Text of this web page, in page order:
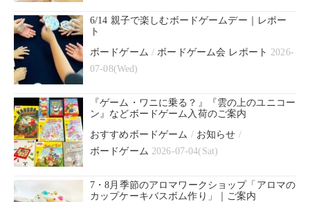
6/14 親子で楽しむボードゲームデー｜レポー
ト
ボードゲーム / ボードゲーム会 レポート 2026-
07-08(Wed)
『ゲーム・ワニに乗る？』『雲の上のユニコー
ン』などボードゲーム入荷のご案内
おすすめボードゲーム / お知らせ /
ボードゲーム 2026-07-04(Sat)
7・8月季節のアロマワークショップ「アロマの
カップケーキバスボム作り」｜ご案内